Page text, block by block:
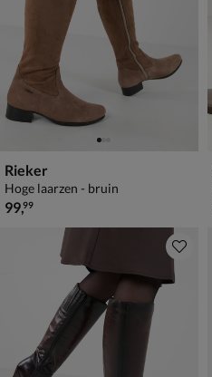
Rieker
Hoge laarzen - bruin
€ 99,99
99,99